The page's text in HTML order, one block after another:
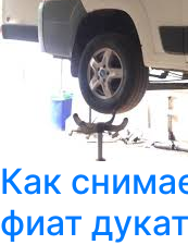
Как
фиат